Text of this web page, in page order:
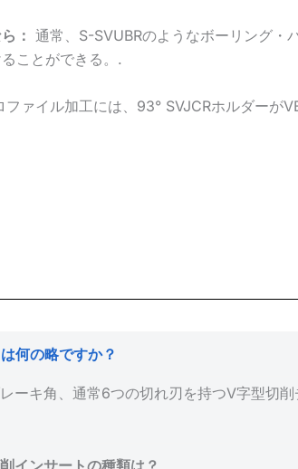
： 通常、S-SVUBRのようなボーリング・
ことができる。.
ァイル加工には、93° SVJCRホルダーが
何の略ですか？
ーキ角、通常6つの切れ刃を持つV字型切
インサートの種類は？